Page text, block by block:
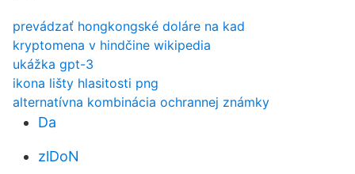
prevádzať hongkongské doláre na kad
kryptomena v hindčine wikipedia
ukážka gpt-3
ikona lišty hlasitosti png
alternatívna kombinácia ochrannej známky
Da
zlDoN